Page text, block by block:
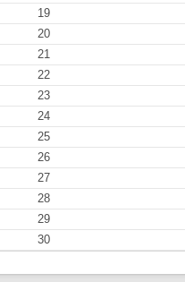
19
20
21
22
23
24
25
26
27
28
29
30